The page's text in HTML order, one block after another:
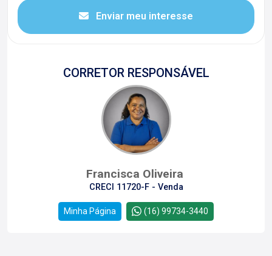
Enviar meu interesse
CORRETOR RESPONSÁVEL
Francisca Oliveira
CRECI 11720-F - Venda
Minha Página (16) 99734-3440